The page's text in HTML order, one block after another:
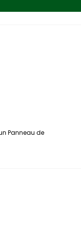
Panneau de